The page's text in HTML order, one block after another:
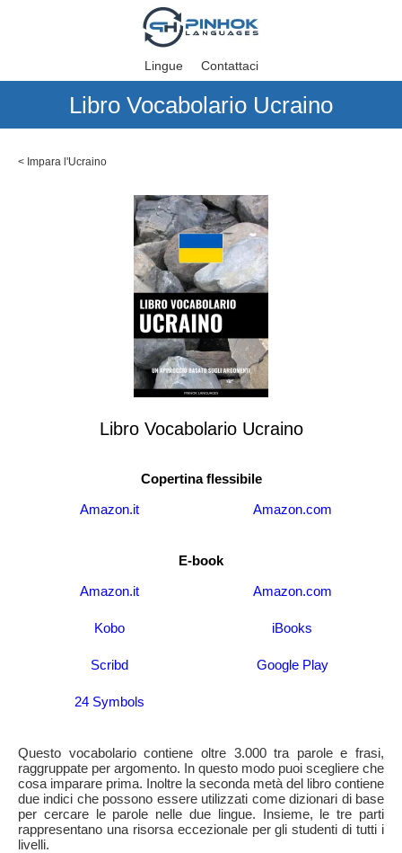
Lingue Contattaci
Libro Vocabolario Ucraino
< Impara l'Ucraino
Libro Vocabolario Ucraino
Copertina flessibile
Amazon.it
Amazon.com
E-book
Amazon.it
Amazon.com
Kobo iBooks
Scribd Google Play
24 Symbols
Questo vocabolario contiene oltre 3.000 tra parole e frasi,
raggruppate per argomento. In questo modo puoi scegliere che
cosa imparare prima. Inoltre la seconda metà del libro contiene
due indici che possono essere utilizzati come dizionari di base
per cercare le parole nelle due lingue. Insieme, le tre parti
rappresentano una risorsa eccezionale per gli studenti di tutti i
livelli.